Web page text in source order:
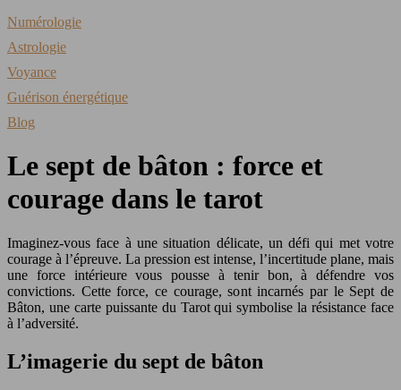
Numérologie
Astrologie
Voyance
Guérison énergétique
Blog
Le sept de bâton : force et
courage dans le tarot
Imaginez-vous face à une situation délicate, un défi qui met votre
courage à l’épreuve. La pression est intense, l’incertitude plane, mais
une force intérieure vous pousse à tenir bon, à défendre vos
convictions. Cette force, ce courage, sont incarnés par le Sept de
Bâton, une carte puissante du Tarot qui symbolise la résistance face
à l’adversité.
L’imagerie du sept de bâton